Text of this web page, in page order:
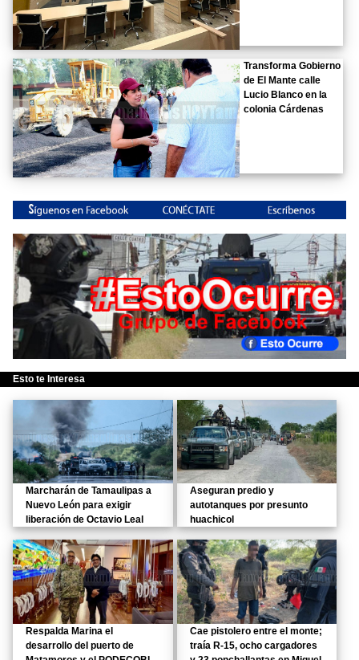
Transforma Gobierno
de El Mante calle
Lucio Blanco en la
colonia Cárdenas
Esto te Interesa
Marcharán de Tamaulipas a
Nuevo León para exigir
liberación de Octavio Leal
Aseguran predio y
autotanques por presunto
huachicol
Respalda Marina el
desarrollo del puerto de
Cae pistolero entre el monte;
traía R-15, ocho cargadores